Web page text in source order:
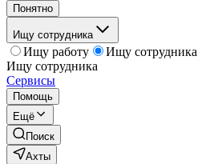
Понятно
Ищу сотрудника
Ищу работу
Ищу сотрудника
Ищу сотрудника
Сервисы
Помощь
Ещё
Поиск
Ахты